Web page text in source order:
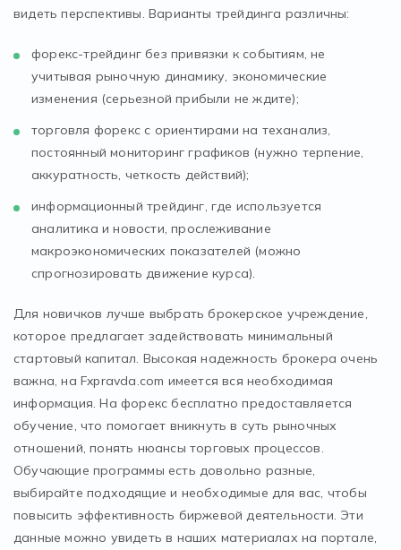
видеть перспективы. Варианты трейдинга различны:
форекс-трейдинг без привязки к событиям, не
учитывая рыночную динамику, экономические
изменения (серьезной прибыли не ждите);
торговля форекс с ориентирами на теханализ,
постоянный мониторинг графиков (нужно терпение,
аккуратность, четкость действий);
информационный трейдинг, где используется
аналитика и новости, прослеживание
макроэкономических показателей (можно
спрогнозировать движение курса).
Для новичков лучше выбрать брокерское учреждение,
которое предлагает задействовать минимальный
стартовый капитал. Высокая надежность брокера очень
важна, на Fxpravda.com имеется вся необходимая
информация. На форекс бесплатно предоставляется
обучение, что помогает вникнуть в суть рыночных
отношений, понять нюансы торговых процессов.
Обучающие программы есть довольно разные,
выбирайте подходящие и необходимые для вас, чтобы
повысить эффективность биржевой деятельности. Эти
данные можно увидеть в наших материалах на портале,